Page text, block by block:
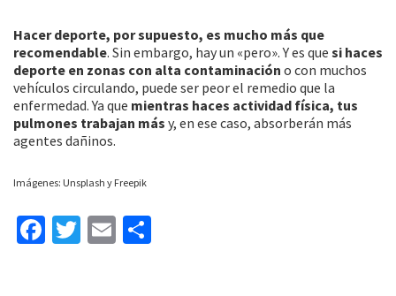
Hacer deporte, por supuesto, es mucho más que
recomendable. Sin embargo, hay un «pero». Y es que si haces
deporte en zonas con alta contaminación o con muchos
vehículos circulando, puede ser peor el remedio que la
enfermedad. Ya que mientras haces actividad física, tus
pulmones trabajan más y, en ese caso, absorberán más
agentes dañinos.
Imágenes: Unsplash y Freepik
Fa T
E